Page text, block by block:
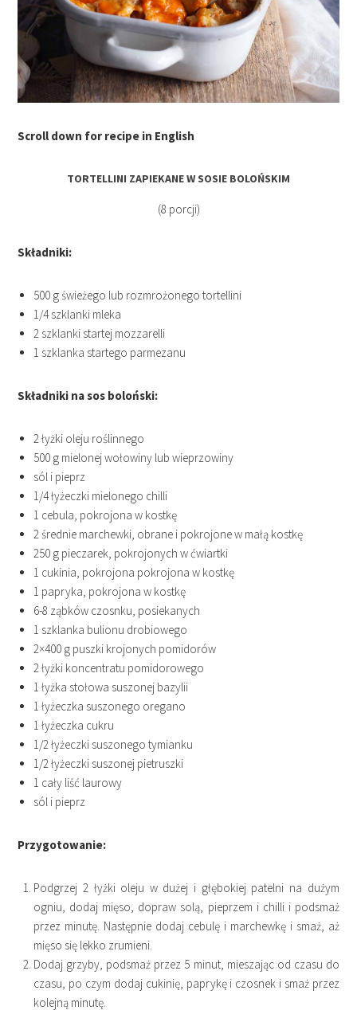
Scroll down for recipe in English
TORTELLINI ZAPIEKANE W SOSIE BOLOŃSKIM
(8 porcji)
Składniki:
500 g świeżego lub rozmrożonego tortellini
1/4 szklanki mleka
2 szklanki startej mozzarelli
1 szklanka startego parmezanu
Składniki na sos boloński:
2 łyżki oleju roślinnego
500 g mielonej wołowiny lub wieprzowiny
sól i pieprz
1/4 łyżeczki mielonego chilli
1 cebula, pokrojona w kostkę
2 średnie marchewki, obrane i pokrojone w małą kostkę
250 g pieczarek, pokrojonych w ćwiartki
1 cukinia, pokrojona pokrojona w kostkę
1 papryka, pokrojona w kostkę
6-8 ząbków czosnku, posiekanych
1 szklanka bulionu drobiowego
2×400 g puszki krojonych pomidorów
2 łyżki koncentratu pomidorowego
1 łyżka stołowa suszonej bazylii
1 łyżeczka suszonego oregano
1 łyżeczka cukru
1/2 łyżeczki suszonego tymianku
1/2 łyżeczki suszonej pietruszki
1 cały liść laurowy
sól i pieprz
Przygotowanie:
Podgrzej 2 łyżki oleju w dużej i głębokiej patelni na dużym
ogniu, dodaj mięso, dopraw solą, pieprzem i chilli i podsmaż
przez minutę. Następnie dodaj cebulę i marchewkę i smaż, aż
mięso się lekko zrumieni.
Dodaj grzyby, podsmaż przez 5 minut, mieszając od czasu do
czasu, po czym dodaj cukinię, paprykę i czosnek i smaż przez
kolejną minutę.